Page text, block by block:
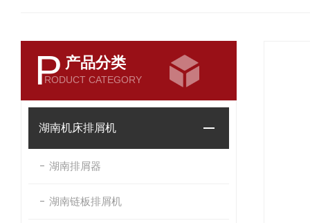
P 产品分类
RODUCT CATEGORY
湖南机床排屑机
湖南排屑器
湖南链板排屑机